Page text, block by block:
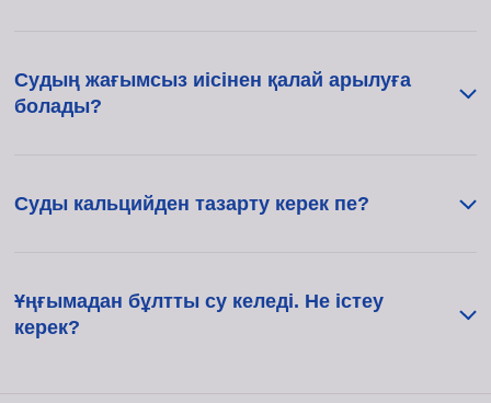
Судың жағымсыз иісінен қалай арылуға
болады?
Суды кальцийден тазарту керек пе?
Ұңғымадан бұлтты су келеді. Не істеу
керек?